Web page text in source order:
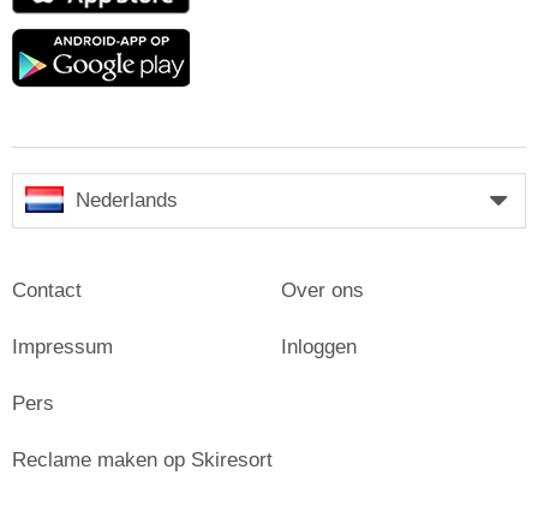
Google
Nederlands
Contact
Impressum
Pers
Over ons
Inloggen
Reclame maken op Skiresort